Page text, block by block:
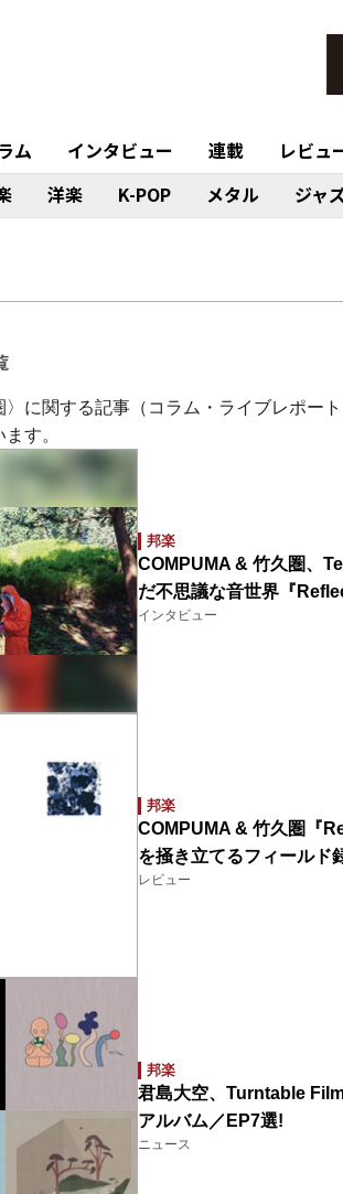
ム インタビュー 連載 レビュ
洋楽 K-POP メタル ジャ
〉に関する記事（コラム・ライブレポー
す。
邦楽
COMPUMA & 竹久圏、
だ不思議な音世界『
インタビュー
邦楽
COMPUMA & 竹久圏『
を掻き立てるフィールド
レビュー
邦楽
君島大空、Turntable
アルバム／EP7選!
ニュース